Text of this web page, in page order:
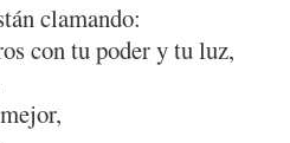
clamando:
con tu poder y tu luz,